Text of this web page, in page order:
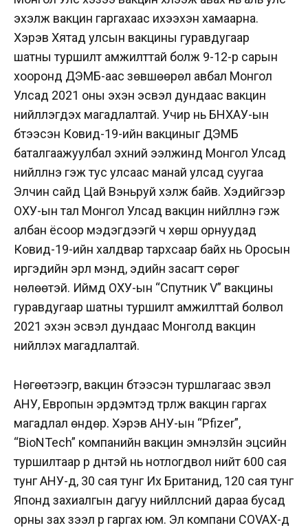
эхэлж вакцин гаргахаас ихээхэн хамаарна.
Хэрэв Хятад улсын вакцины гуравдугаар
шатны туршилт амжилттай болж 9-12-р сарын
хооронд ДЭМБ-аас зөвшөөрөл авбал Монгол
Улсад 2021 оны эхэн эсвэл дундаас вакцин
нийлүүлэгдэх магадлалтай. Учир нь БНХАУ-ын
бүтээсэн Ковид-19-ийн вакциныг ДЭМБ
баталгаажуулбал эхний ээлжинд Монгол Улсад
нийлүүлнэ гэж тус улсаас манай улсад суугаа
Элчин сайд Цай Вэньруй хэлж байв. Хэдийгээр
ОХУ-ын тал Монгол Улсад вакцин нийлүүлнэ гэж
албан ёсоор мэдэгдээгүй ч хөрш орнуудад
Ковид-19-ийн халдвар тархсаар байх нь Оросын
иргэдийн эрүүл мэнд, эдийн засагт сөрөг
нөлөөтэй. Иймд ОХУ-ын “Спутник V” вакцины
гуравдугаар шатны туршилт амжилттай болвол
2021 эхэн эсвэл дундаас Монголд вакцин
нийлүүлэх магадлалтай.
Нөгөөтээгүүр, вакцин бүтээсэн туршлагаас үзвэл
АНУ, Европын эрдэмтэд түрүүлж вакцин гаргах
магадлал өндөр. Хэрэв АНУ-ын “Pfizer”,
“BioNTech” компанийн вакцин эмнэлзүйн эцсийн
туршилтаар үр дүнтэй нь нотлогдвол нийт 600 сая
тунг АНУ-д, 30 сая тунг Их Британид, 120 сая тунг
Японд захиалгын дагуу нийлүүлсний дараа бусад
орны зах зээл рүү гаргах юм. Эл компани COVAX-д